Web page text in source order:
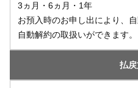
3ヵ月・6ヵ月・1年
お預入時のお申し出により、
自動解約の取扱いができます。
払